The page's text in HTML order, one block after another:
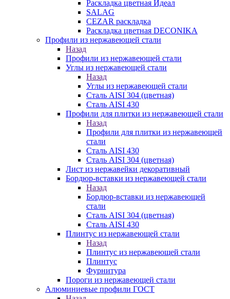
Раскладка цветная Идеал
SALAG
CEZAR раскладка
Раскладка цветная DECONIKA
Профили из нержавеющей стали
Назад
Профили из нержавеющей стали
Углы из нержавеющей стали
Назад
Углы из нержавеющей стали
Сталь AISI 304 (цветная)
Сталь AISI 430
Профили для плитки из нержавеющей стали
Назад
Профили для плитки из нержавеющей
стали
Сталь AISI 430
Сталь AISI 304 (цветная)
Лист из нержавейки декоративный
Бордюр-вставки из нержавеющей стали
Назад
Бордюр-вставки из нержавеющей
стали
Сталь AISI 304 (цветная)
Сталь AISI 430
Плинтус из нержавеющей стали
Назад
Плинтус из нержавеющей стали
Плинтус
Фурнитура
Пороги из нержавеющей стали
Алюминиевые профили ГОСТ